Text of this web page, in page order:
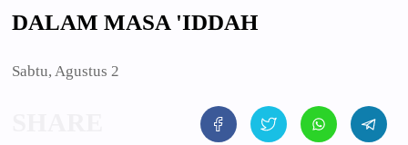
DALAM MASA 'IDDAH
Sabtu, Agustus 2